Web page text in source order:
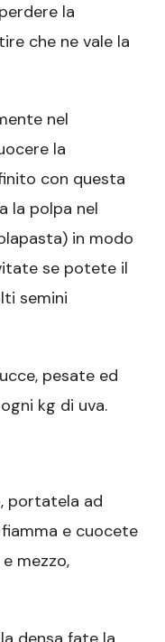
la
che ne vale la
nel
la
con questa
la polpa nel
in modo
se potete il
semini
pesate ed
kg di uva.
portatela ad
e cuocete
mezzo,